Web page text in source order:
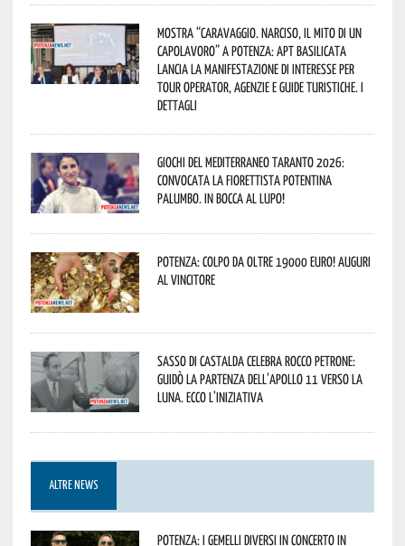
Mostra “Caravaggio. Narciso, il mito di un
capolavoro” a Potenza: APT Basilicata
lancia la manifestazione di interesse per
Tour Operator, Agenzie e Guide Turistiche. I
dettagli
Giochi del Mediterraneo Taranto 2026:
convocata la fiorettista potentina
Palumbo. In bocca al lupo!
Potenza: colpo da oltre 19000 Euro! Auguri
al vincitore
Sasso di Castalda celebra Rocco Petrone:
guidò la partenza dell’Apollo 11 verso la
Luna. Ecco l’iniziativa
ALTRE NEWS
Potenza: i Gemelli DiVersi in concerto in